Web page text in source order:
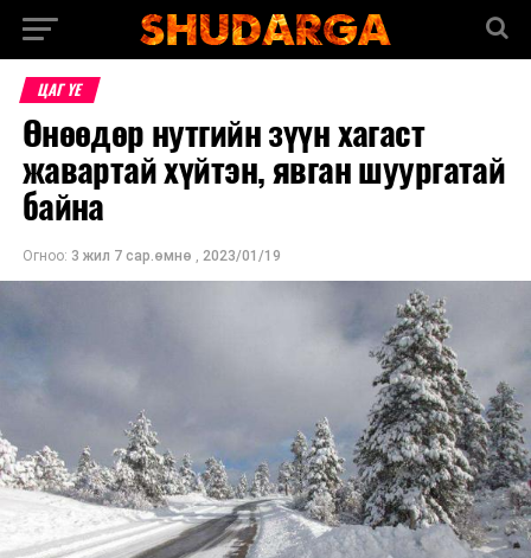
ЦАГ ҮЕ
Өнөөдөр нутгийн зүүн хагаст
жавартай хүйтэн, явган шуургатай
байна
Огноо: 3 жил 7 сар.өмнө , 2023/01/19